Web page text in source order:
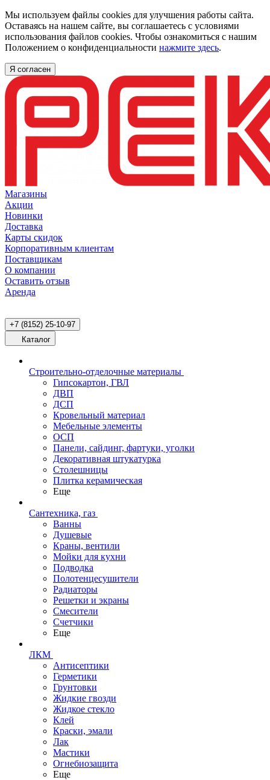
Мы используем файлы cookies для улучшения работы сайта.
Оставаясь на нашем сайте, вы соглашаетесь с условиями
использования файлов cookies. Чтобы ознакомиться с нашим
Положением о конфиденциальности нажмите здесь.
Я согласен
Магазины
Акции
Новинки
Доставка
Карты скидок
Корпоративным клиентам
Поставщикам
О компании
Оставить отзыв
Аренда
+7 (8152) 25-10-97
Каталог
Строительно-отделочные материалы
Гипсокартон, ГВЛ
ДВП
ДСП
Кровельный материал
Мебельные элементы
ОСП
Панели, сайдинг, фартуки, уголки
Декоративная штукатурка
Столешницы
Плитка керамическая
Еще
Сантехника, газ
Ванны
Душевые
Краны, вентили
Мойки для кухни
Подводка
Полотенцесушители
Радиаторы
Решетки и экраны
Смесители
Счетчики
Еще
ЛКМ
Антисептики
Герметики
Грунтовки
Жидкие гвозди
Жидкое стекло
Клей
Краски, эмали
Лак
Мастики
Огнебиозащита
Еще